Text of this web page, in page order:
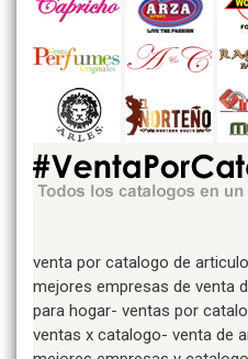
venta por catalogo de
mejores empresas de venta
para hogar- ventas por
ventas x catalogo- venta de